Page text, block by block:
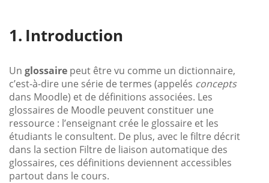
Introduction
Un glossaire peut être vu comme un dictionnaire,
c’est-à-dire une série de termes (appelés concepts
dans Moodle) et de définitions associées. Les
glossaires de Moodle peuvent constituer une
ressource : l’enseignant crée le glossaire et les
étudiants le consultent. De plus, avec le filtre décrit
dans la section Filtre de liaison automatique des
glossaires, ces définitions deviennent accessibles
partout dans le cours.